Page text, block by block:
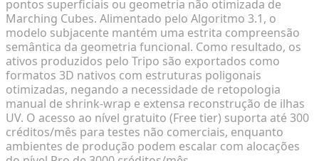
pontos superficiais ou geometria não otimizada de
Marching Cubes. Alimentado pelo Algoritmo 3.1, o
modelo subjacente mantém uma estrita compreensão
semântica da geometria funcional. Como resultado, os
ativos produzidos pelo Tripo são exportados como
formatos 3D nativos com estruturas poligonais
otimizadas, negando a necessidade de retopologia
manual de shrink-wrap e extensa reconstrução de ilhas
UV. O acesso ao nível gratuito (Free tier) suporta até 300
créditos/mês para testes não comerciais, enquanto
ambientes de produção podem escalar com alocações